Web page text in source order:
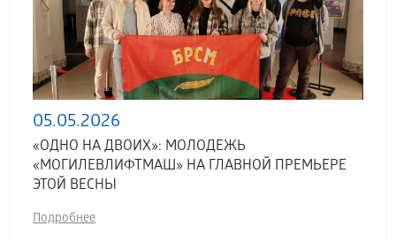
05.05.2026
«ОДНО НА ДВОИХ»: МОЛОДЕЖЬ
«МОГИЛЕВЛИФТМАШ» НА ГЛАВНОЙ ПРЕМЬЕРЕ
ЭТОЙ ВЕСНЫ
Подробнее